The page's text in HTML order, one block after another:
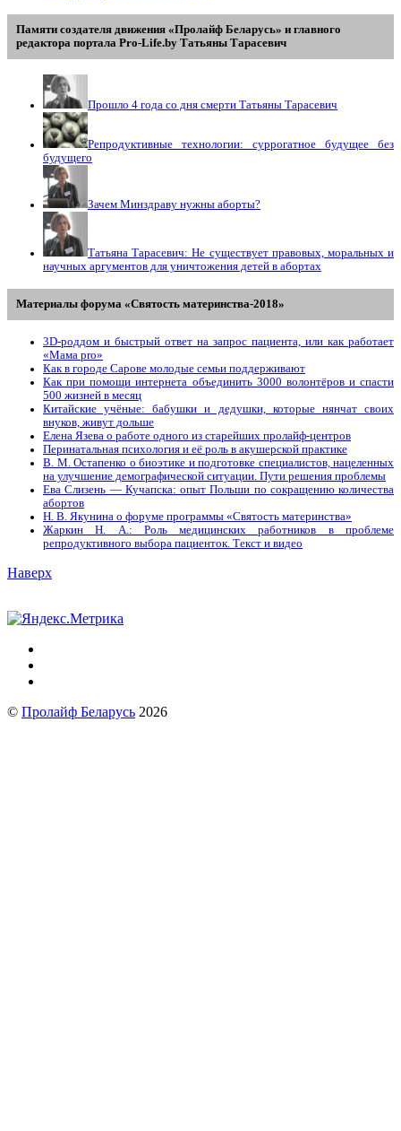
Памяти создателя движения «Пролайф Беларусь» и главного
редактора портала Pro-Life.by Tатьяны Tарасевич
Прошло 4 года со дня смерти Татьяны Тарасевич
Репродуктивные технологии: суррогатное будущее без
будущего
Зачем Минздраву нужны аборты?
Татьяна Тарасевич: Не существует правовых, моральных и
научных аргументов для уничтожения детей в абортах
Материалы форума «Святость материнства-2018»
3D-роддом и быстрый ответ на запрос пациента, или как работает
«Мама prо»
Как в городе Сарове молодые семьи поддерживают
Как при помощи интернета объединить 3000 волонтёров и спасти
500 жизней в месяц
Китайские учёные: бабушки и дедушки, которые нянчат своих
внуков, живут дольше
Елена Язева о работе одного из старейших пролайф-центров
Перинатальная психология и её роль в акушерской практике
В. М. Остапенко о биоэтике и подготовке специалистов, нацеленных
на улучшение демографической ситуации. Пути решения проблемы
Ева Слизень — Кучапска: опыт Польши по сокращению количества
абортов
Н. В. Якунина о форуме программы «Святость материнства»
Жаркин Н. А.: Роль медицинских работников в проблеме
репродуктивного выбора пациенток. Tекст и видео
Наверх
© Пролайф Беларусь 2026